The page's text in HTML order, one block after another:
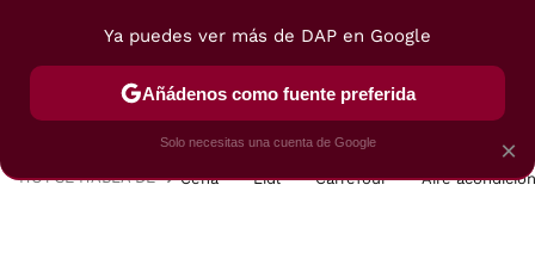
POSTRES VIAJES SELECCIÓN VEGUI
HOY SE HABLA DE Cena Lidl Carrefour Aire
×
Ya puedes ver más de DAP en Google
Añádenos como fuente preferida
Solo necesitas una cuenta de Google